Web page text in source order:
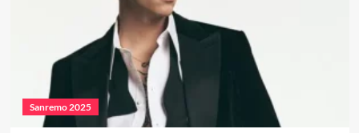
Sanremo 2025